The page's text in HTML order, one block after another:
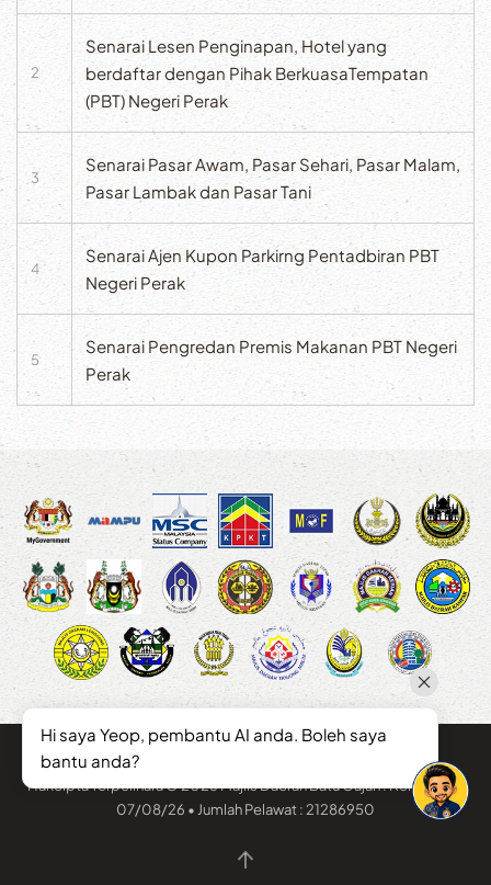
2
Senarai Lesen Penginapan, Hotel yang
berdaftar dengan Pihak BerkuasaTempatan
(PBT) Negeri Perak
3
Senarai Pasar Awam, Pasar Sehari, Pasar Malam,
Pasar Lambak dan Pasar Tani
4
Senarai Ajen Kupon Parkirng Pentadbiran PBT
Negeri Perak
5
Senarai Pengredan Premis Makanan PBT Negeri
Perak
Hakcipta Terpelihara © 2026 Majlis Daerah Batu Gajah . Kemaskini :
07/08/26 • Jumlah Pelawat : 21286950
Hi saya Yeop, pembantu AI anda. Boleh saya
bantu anda?